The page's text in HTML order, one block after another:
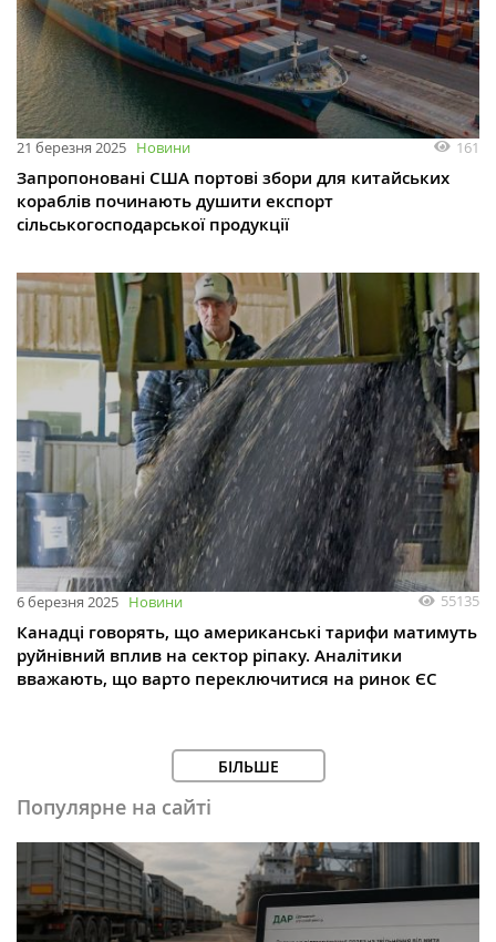
21 березня 2025 Новини 161
Запропоновані США портові збори для китайських
кораблів починають душити експорт
сільськогосподарської продукції
6 березня 2025 Новини 55135
Канадці говорять, що американські тарифи матимуть
руйнівний вплив на сектор ріпаку. Аналітики
вважають, що варто переключитися на ринок ЄС
БІЛЬШЕ
Популярне на сайті